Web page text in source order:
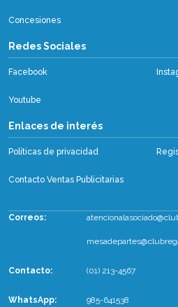
Concesiones
Redes Sociales
Facebook
Youtube
Enlaces de interés
Políticas de privacidad
Contacto Ventas Publicitarias
Correos:
Contacto: (01) 213-4567
WhatsApp: 985-641538